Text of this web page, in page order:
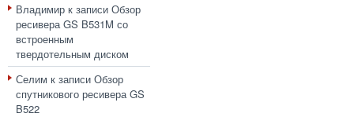
Владимир к записи Обзор
ресивера GS B531M со
встроенным
твердотельным диском
Селим к записи Обзор
спутникового ресивера GS
B522